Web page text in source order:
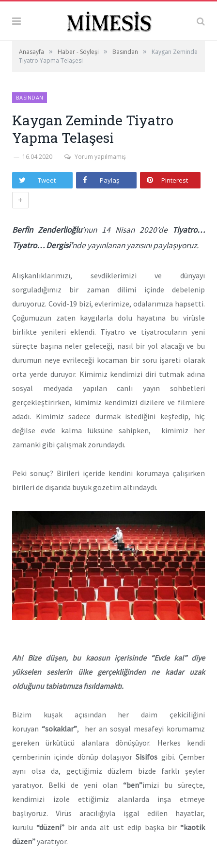
Anasayfa » Haber - Söyleşi » Basından »
Kaygan Zeminde
Tiyatro Yapma Telaşesi
BASINDAN
Kaygan Zeminde Tiyatro
Yapma Telaşesi
16.04.2020 Yorum yapılmamış
Tweet Paylaş Pinterest
+
Berfin Zenderlioğlu’nun 14 Nisan 2020’de Tiyatro…
Tiyatro… Dergisi’nde yayınlanan yazısını paylaşıyoruz.
Alışkanlıklarımızı, sevdiklerimizi ve dünyayı
sorguladığımız bir zaman dilimi içinde debelenip
duruyoruz. Covid-19 bizi, evlerimize, odalarımıza hapsetti.
Çoğumuzun zaten kaygılarla dolu hayatına bu virüsle
birlikte yenileri eklendi. Tiyatro ve tiyatrocuların yeni
süreçte başına neler geleceği, nasıl bir yol alacağı ve bu
durumun neye evrileceği kocaman bir soru işareti olarak
orta yerde duruyor. Kimimiz kendimizi diri tutmak adına
sosyal medyada yapılan canlı yayın sohbetleri
gerçekleştirirken, kimimiz kendimizi dizilere ve filmlere
adadı. Kimimiz sadece durmak istediğini keşfedip, hiç
değilse evde kalma lüksüne sahipken, kimimiz her
zamanki gibi çalışmak zorundaydı.
Peki sonuç? Birileri içeride kendini korumaya çalışırken
birileri de dışarıda büyük gözetim altındaydı.
Ah! Bize düşen, bu kaosun içerisinde “Evde kal” diye
yükselen seslerin ülke gerçekliğinden ne kadar uzak
olduğunu tabiatımıza fısıldamaktı.
Bizim kuşak açısından her daim çekiciliğini
koruyan “sokaklar”, her an sosyal mesafeyi korumamız
gereken ürkütücü alanlara dönüşüyor. Herkes kendi
çemberinin içinde dönüp dolaşıyorSisifos gibi. Çember
aynı olsa da, geçtiğimiz düzlem bizde farklı şeyler
yaratıyor. Belki de yeni olan “ben”imizi bu süreçte,
kendimizi izole ettiğimiz alanlarda inşa etmeye
başlıyoruz. Virüs aracılığıyla işgal edilen hayatlar,
kurulu“düzeni” bir anda alt üst edip başka bir“kaotik
düzen”yaratıyor.